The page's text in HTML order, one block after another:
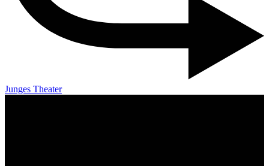
Junges Theater